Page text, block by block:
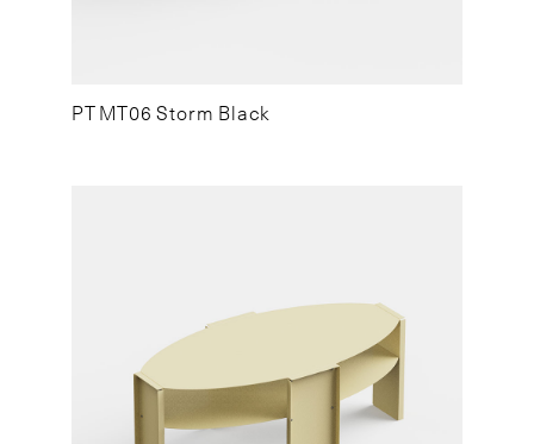
PT MT06 Storm Black